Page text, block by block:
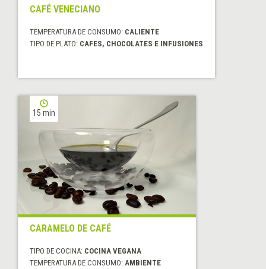
CAFÉ VENECIANO
TEMPERATURA DE CONSUMO: CALIENTE
TIPO DE PLATO: CAFES, CHOCOLATES E INFUSIONES
15 min
CARAMELO DE CAFÉ
TIPO DE COCINA: COCINA VEGANA
TEMPERATURA DE CONSUMO: AMBIENTE